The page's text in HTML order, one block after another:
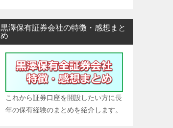
黒澤保有証券会社の特徴・感想まと
め
これから証券口座を開設したい方に長
年の保有経験のまとめを紹介します。